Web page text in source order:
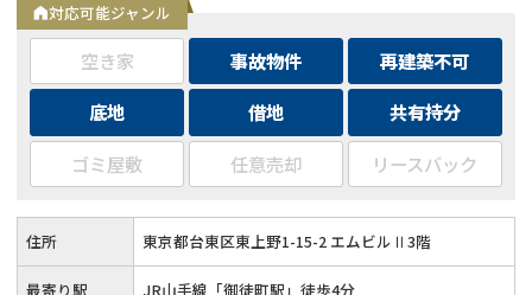
対応可能ジャンル
空き家 事故物件
再建築不可
底地
借地
共有持分
ゴミ屋敷
任意売却 リースバック
住所 東京都台東区東上野1-15-2 エムビルⅡ3階
最寄り駅 JR山手線「御徒町駅」徒歩4分
事故物件の売却でお悩みならこちら
営業時間外（メール問合せなら24時間受付）
0120-543-357 メール